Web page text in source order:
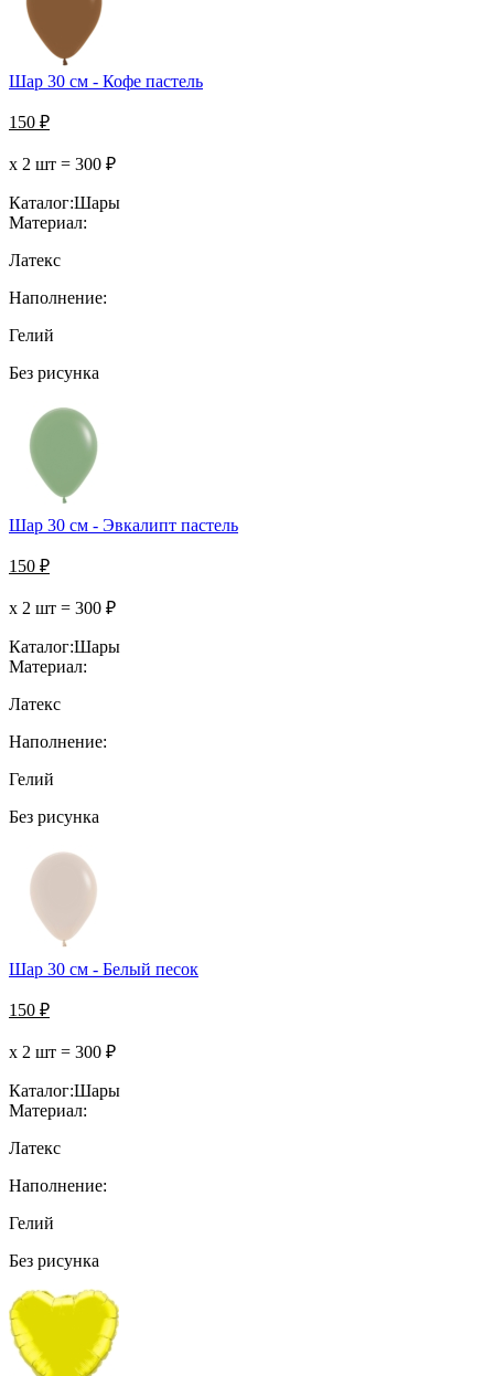
Шар 30 см - Кофе пастель
150 ₽
х 2 шт = 300 ₽
Каталог:Шары
Материал:
Латекс
Наполнение:
Гелий
Без рисунка
Шар 30 см - Эвкалипт пастель
150 ₽
х 2 шт = 300 ₽
Каталог:Шары
Материал:
Латекс
Наполнение:
Гелий
Без рисунка
Шар 30 см - Белый песок
150 ₽
х 2 шт = 300 ₽
Каталог:Шары
Материал:
Латекс
Наполнение:
Гелий
Без рисунка